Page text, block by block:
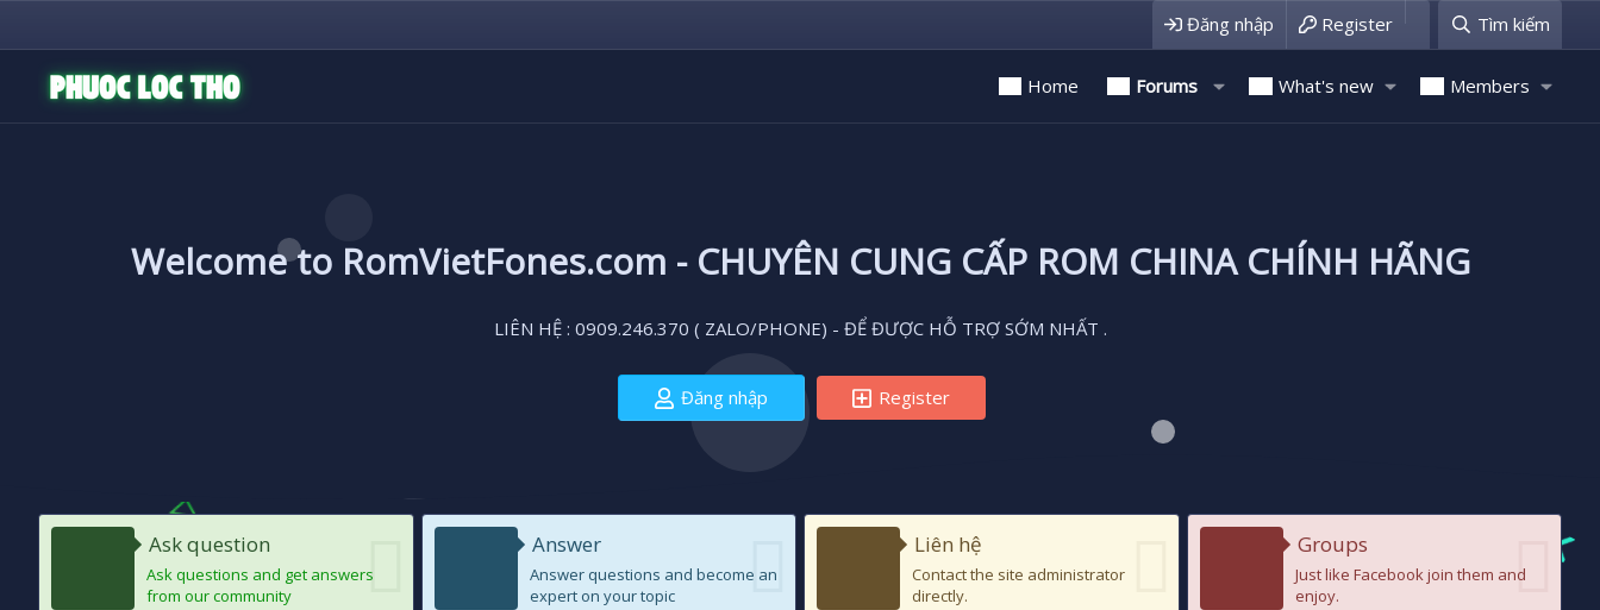
Đăng nhập Register Tìm kiếm
Home Forums What's new Members
Welcome to RomVietFones.com - CHUYÊN CUNG CẤP ROM CHINA CHÍNH HÃNG
LIÊN HỆ : 0909.246.370 ( ZALO/PHONE) - ĐỂ ĐƯỢC HỖ TRỢ SỚM NHẤT .
Đăng nhập Register
Ask question
Ask questions and get answers
from our community
Answer
Answer questions and become an
expert on your topic
Liên hệ
Contact the site administrator
directly.
Groups
Just like Facebook join them and
enjoy.